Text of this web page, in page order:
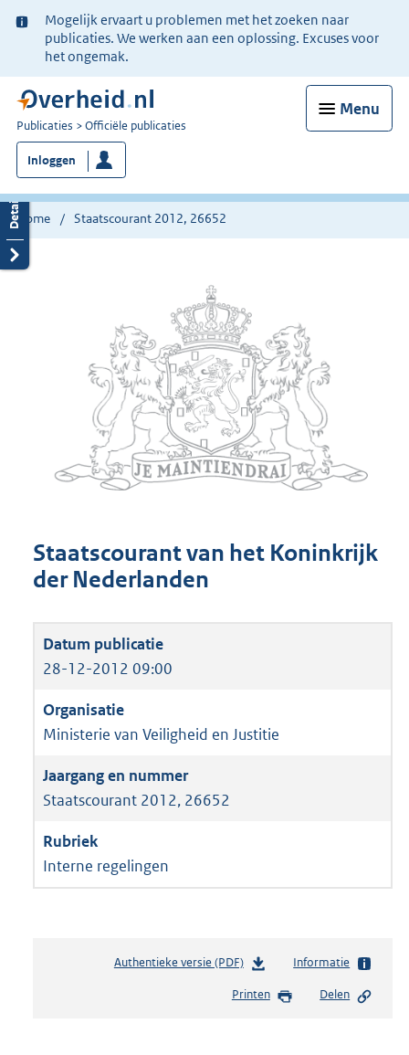
Ter
informatie:
Mogelijk ervaart u problemen met het zoeken naar
publicaties. We werken aan een oplossing. Excuses voor
het ongemak.
Menu
U
bent
nu
hier:
Publicaties Officiële publicaties
Inloggen
Home Staatscourant 2012, 26652
Staatscourant van het Koninkrijk
der Nederlanden
28-12-2012 09:00
Ministerie van Veiligheid en Justitie
Staatscourant 2012, 26652
Interne regelingen
Authentieke versie (PDF)b
s
Informatie
Printen Delen